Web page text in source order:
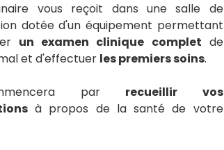
vous reçoit dans une salle de
dotée d'un équipement permettant
un examen clinique complet de
et d'effectuer les premiers soins.
par recueillir vos
à propos de la santé de votre